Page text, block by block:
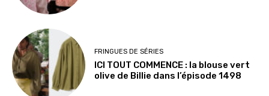
FRINGUES DE SÉRIES
ICI TOUT COMMENCE : la blouse vert
olive de Billie dans l’épisode 1498